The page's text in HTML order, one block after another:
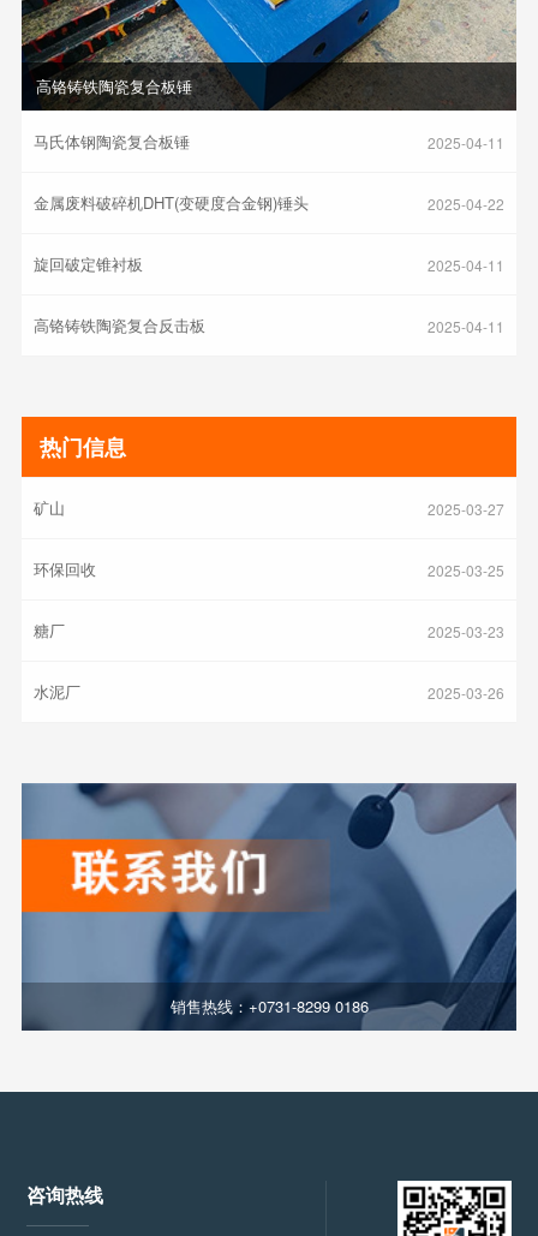
高铬铸铁陶瓷复合板锤
2025-04-11
马氏体钢陶瓷复合板锤
2025-04-22
金属废料破碎机DHT(变硬度合金钢)锤头
2025-04-11
旋回破定锥衬板
2025-04-11
高铬铸铁陶瓷复合反击板
热门信息
采石场
2025-03-27
矿山
2025-03-25
环保回收
2025-03-23
糖厂
2025-03-26
水泥厂
销售热线：+0731-8299 0186
咨询热线